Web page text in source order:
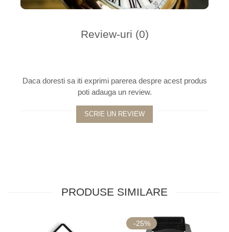
Review-uri (0)
Daca doresti sa iti exprimi parerea despre acest produs
poti adauga un review.
SCRIE UN REVIEW
PRODUSE SIMILARE
-25%